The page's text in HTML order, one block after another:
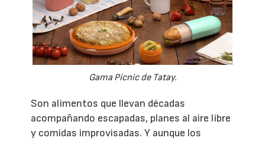
Gama Pícnic de Tatay.
Son alimentos que llevan décadas
acompañando escapadas, planes al aire libre
y comidas improvisadas. Y aunque los